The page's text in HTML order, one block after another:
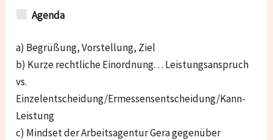
Agenda
a) Begrüßung, Vorstellung, Ziel
b) Kurze rechtliche Einordnung… Leistungsanspruch
vs.
Einzelentscheidung/Ermessensentscheidung/Kann-
Leistung
c) Mindset der Arbeitsagentur Gera gegenüber